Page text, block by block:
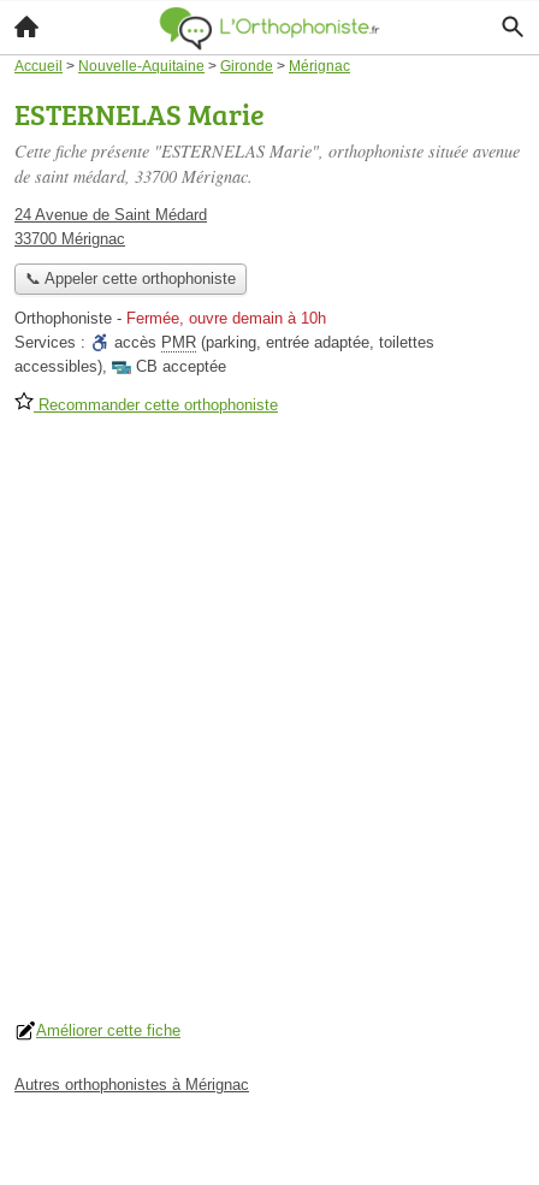
Accueil > Nouvelle-Aquitaine > Gironde > Mérignac
ESTERNELAS Marie
Cette fiche présente "ESTERNELAS Marie", orthophoniste située avenue
de saint médard, 33700 Mérignac.
24 Avenue de Saint Médard
33700 Mérignac
📞 Appeler cette orthophoniste
Orthophoniste - Fermée, ouvre demain à 10h
Services :
accès PMR (parking, entrée adaptée, toilettes
accessibles), CB acceptée
Recommander cette orthophoniste
Améliorer cette fiche
Autres orthophonistes à Mérignac